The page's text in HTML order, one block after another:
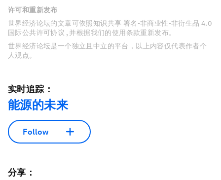
许可和重新发布
世界经济论坛的文章可依照知识共享 署名-非商业性-非衍生品 4.0
国际公共许可协议 , 并根据我们的使用条款重新发布。
世界经济论坛是一个独立且中立的平台，以上内容仅代表作者个
人观点。
实时追踪：
能源的未来
Follow
分享：